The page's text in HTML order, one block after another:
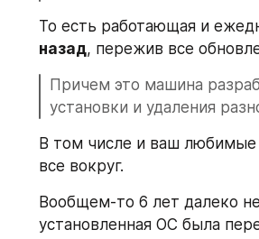
То есть работающая и
назад, пережив все
Причем это машина
установки и удаления
В том числе и ваш любимые
все вокруг.
Вообщем-то 6 лет далеко
установленная ОС была